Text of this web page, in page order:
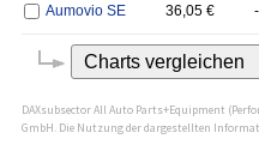
Aumovio SE 36,05 €
DAXsubsector All Auto Parts+Equipment
GmbH. Die Nutzung der dargestellten